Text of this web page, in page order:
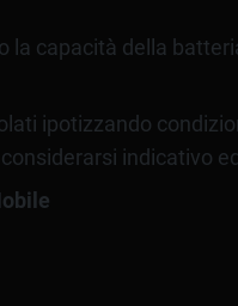
la capacità della
ipotizzando
indicativo